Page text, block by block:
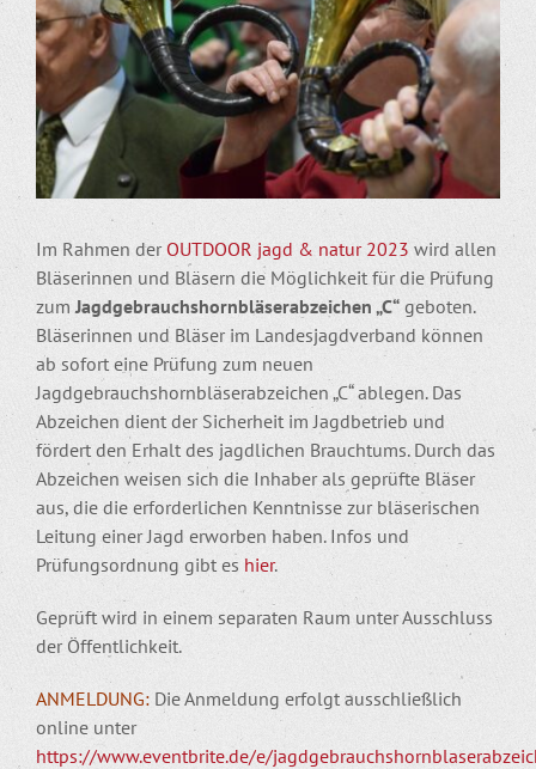
Im Rahmen derOUTDOOR jagd & natur 2023 wird allen
Bläserinnen und Bläsern die Möglichkeit für die Prüfung
zum Jagdgebrauchshornbläserabzeichen „C“ geboten.
Bläserinnen und Bläser im Landesjagdverband können
ab sofort eine Prüfung zum neuen
Jagdgebrauchshornbläserabzeichen „C“ ablegen. Das
Abzeichen dient der Sicherheit im Jagdbetrieb und
fördert den Erhalt des jagdlichen Brauchtums. Durch das
Abzeichen weisen sich die Inhaber als geprüfte Bläser
aus, die die erforderlichen Kenntnisse zur bläserischen
Leitung einer Jagd erworben haben. Infos und
Prüfungsordnung gibt es hier.
Geprüft wird in einem separaten Raum unter Ausschluss
der Öffentlichkeit.
ANMELDUNG: Die Anmeldung erfolgt ausschließlich
online unter
https://www.eventbrite.de/e/